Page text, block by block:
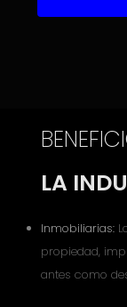
LA
Inmobiliarias:
propiedad,
antes como